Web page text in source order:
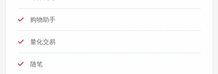
购物助手
量化交易
随笔